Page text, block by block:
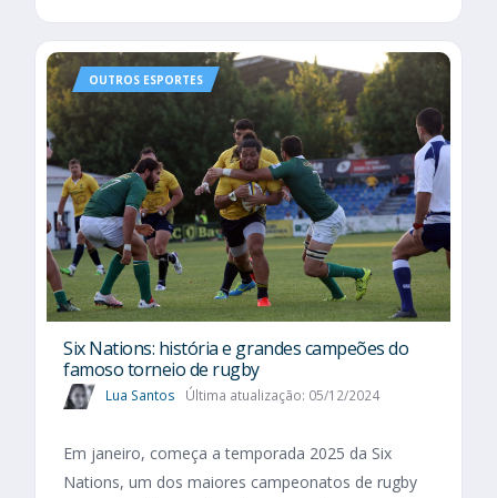
OUTROS ESPORTES
Six Nations​: história e grandes campeões do
famoso torneio de rugby
Lua Santos Última atualização: 05/12/2024
Em janeiro, começa a temporada 2025 da Six
Nations, um dos maiores campeonatos de rugby